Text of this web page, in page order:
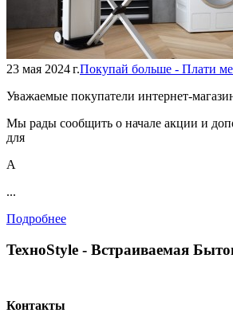
23 мая 2024 г.Покупай больше - Плати
Уважаемые покупатели интернет-
Мы рады сообщить о начале акции и
для
А
...
Подробнее
TexноStyle - Встраиваемая
Контакты